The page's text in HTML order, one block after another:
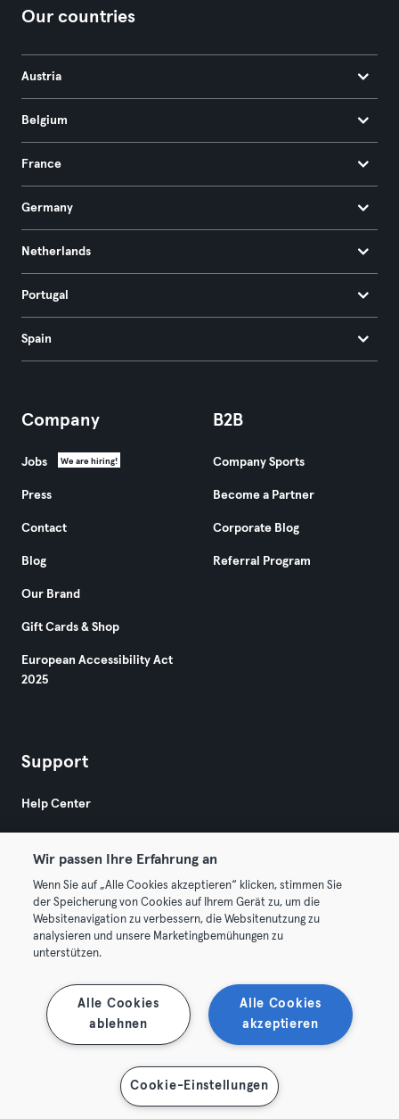
Our countries
Austria
Belgium
France
Germany
Netherlands
Portugal
Spain
Company
Jobs We are hiring!
Press
Contact
Blog
Our Brand
Gift Cards & Shop
European Accessibility Act
2025
B2B
Company Sports
Become a Partner
Corporate Blog
Referral Program
Support
Help Center
© 2026 Urban Sports Group GmbH. All rights reserved.
Terms & Conditions
Terminate contracts here Withdraw contracts here
Wir passen Ihre Erfahrung an
Wenn Sie auf „Alle Cookies akzeptieren“ klicken, stimmen Sie
der Speicherung von Cookies auf Ihrem Gerät zu, um die
Websitenavigation zu verbessern, die Websitenutzung zu
analysieren und unsere Marketingbemühungen zu
unterstützen.
Alle Cookies
akzeptieren
Alle Cookies
ablehnen
Cookie-Einstellungen